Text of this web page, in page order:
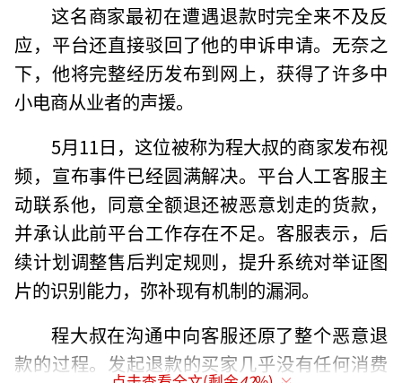
这名商家最初在遭遇退款时完全来不及反
应，平台还直接驳回了他的申诉申请。无奈之
下，他将完整经历发布到网上，获得了许多中
小电商从业者的声援。
5月11日，这位被称为程大叔的商家发布视
频，宣布事件已经圆满解决。平台人工客服主
动联系他，同意全额退还被恶意划走的货款，
并承认此前平台工作存在不足。客服表示，后
续计划调整售后判定规则，提升系统对举证图
片的识别能力，弥补现有机制的漏洞。
程大叔在沟通中向客服还原了整个恶意退
款的过程。发起退款的买家几乎没有任何消费